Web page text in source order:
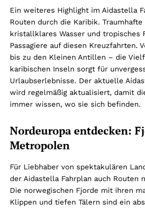
Ein weiteres Highlight im Aidastella
Routen durch die Karibik. Traumhafte
kristallklares Wasser und tropisches
Passagiere auf diesen Kreuzfahrten.
bis zu den Kleinen Antillen – die
karibischen Inseln sorgt für
Urlaubserlebnisse. Der aktuelle
wird regelmäßig aktualisiert, damit
immer wissen, wo sie sich befinden.
Nordeuropa entdecken:
Metropolen
Für Liebhaber von spektakulären
der Aidastella Fahrplan auch Routen
Die norwegischen Fjorde mit ihren
Klippen und tiefen Tälern sind ein